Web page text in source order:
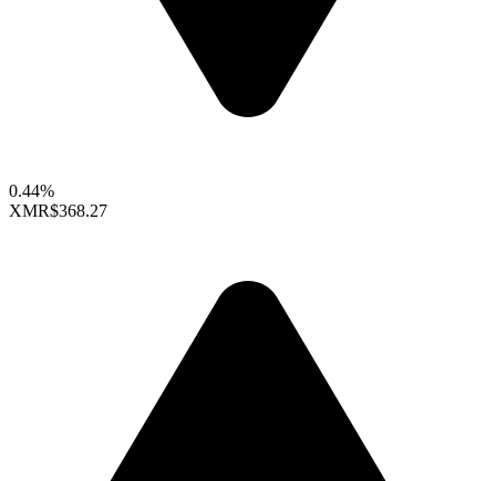
0.44%
XMR$368.27